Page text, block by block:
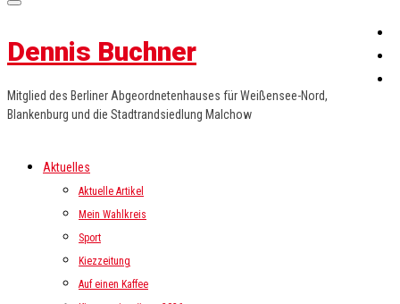
Dennis Buchner
Mitglied des Berliner Abgeordnetenhauses für Weißensee-Nord,
Blankenburg und die Stadtrandsiedlung Malchow
Aktuelles
Aktuelle Artikel
Mein Wahlkreis
Sport
Kiezzeitung
Auf einen Kaffee